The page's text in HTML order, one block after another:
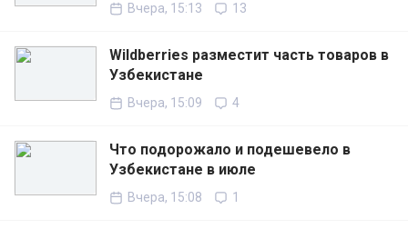
Вчера, 15:13 13
Wildberries разместит часть товаров в
Узбекистане
Вчера, 15:09 4
Что подорожало и подешевело в
Узбекистане в июле
Вчера, 15:08 1